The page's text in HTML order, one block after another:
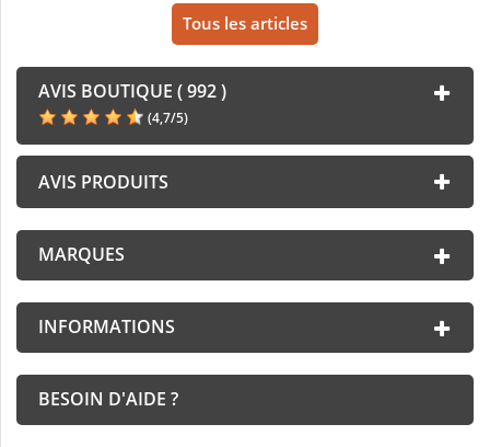
Tous les articles
AVIS BOUTIQUE ( 992 )
(4,7/5)
AVIS PRODUITS
MARQUES
INFORMATIONS
BESOIN D'AIDE ?